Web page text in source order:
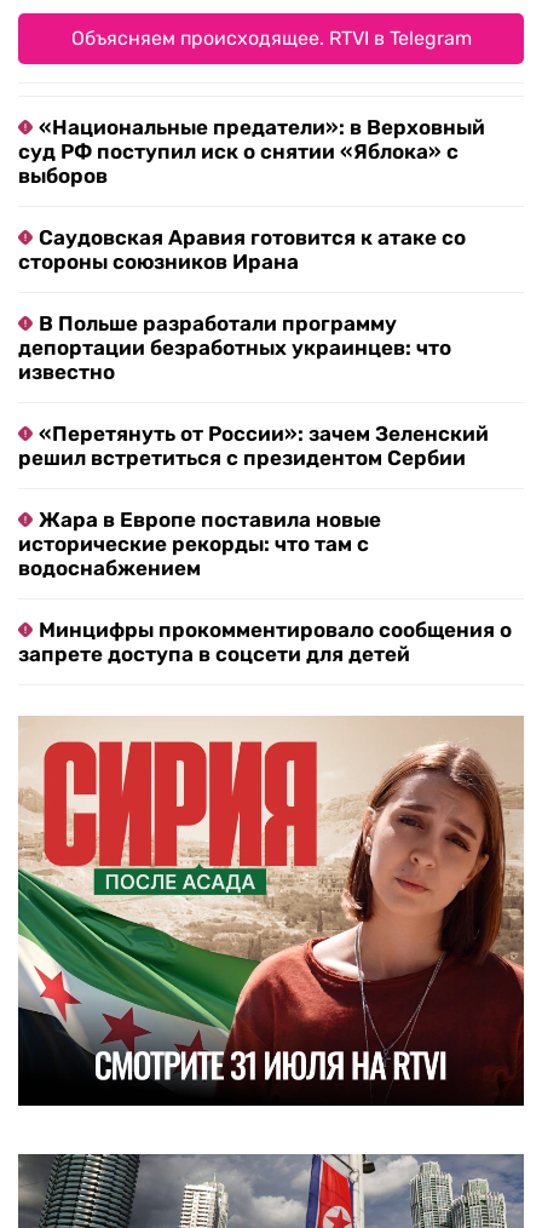
Объясняем происходящее. RTVI в Telegram
«Национальные предатели»: в Верховный
суд РФ поступил иск о снятии «Яблока» с
выборов
Саудовская Аравия готовится к атаке со
стороны союзников Ирана
В Польше разработали программу
депортации безработных украинцев: что
известно
«Перетянуть от России»: зачем Зеленский
решил встретиться с президентом Сербии
Жара в Европе поставила новые
исторические рекорды: что там с
водоснабжением
Минцифры прокомментировало сообщения о
запрете доступа в соцсети для детей